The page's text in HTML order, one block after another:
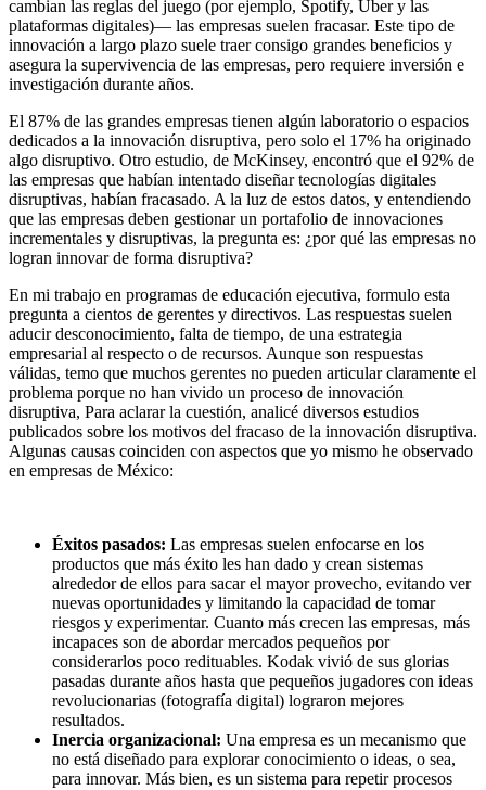
cambian las reglas del juego (por ejemplo, Spotify, Uber y las
plataformas digitales)— las empresas suelen fracasar. Este tipo de
innovación a largo plazo suele traer consigo grandes beneficios y
asegura la supervivencia de las empresas, pero requiere inversión e
investigación durante años.
El 87% de las grandes empresas tienen algún laboratorio o espacios
dedicados a la innovación disruptiva, pero solo el 17% ha originado
algo disruptivo. Otro estudio, de McKinsey, encontró que el 92% de
las empresas que habían intentado diseñar tecnologías digitales
disruptivas, habían fracasado. A la luz de estos datos, y entendiendo
que las empresas deben gestionar un portafolio de innovaciones
incrementales y disruptivas, la pregunta es: ¿por qué las empresas no
logran innovar de forma disruptiva?
En mi trabajo en programas de educación ejecutiva, formulo esta
pregunta a cientos de gerentes y directivos. Las respuestas suelen
aducir desconocimiento, falta de tiempo, de una estrategia
empresarial al respecto o de recursos. Aunque son respuestas
válidas, temo que muchos gerentes no pueden articular claramente el
problema porque no han vivido un proceso de innovación
disruptiva, Para aclarar la cuestión, analicé diversos estudios
publicados sobre los motivos del fracaso de la innovación disruptiva.
Algunas causas coinciden con aspectos que yo mismo he observado
en empresas de México:
Éxitos pasados: Las empresas suelen enfocarse en los
productos que más éxito les han dado y crean sistemas
alrededor de ellos para sacar el mayor provecho, evitando ver
nuevas oportunidades y limitando la capacidad de tomar
riesgos y experimentar. Cuanto más crecen las empresas, más
incapaces son de abordar mercados pequeños por
considerarlos poco redituables. Kodak vivió de sus glorias
pasadas durante años hasta que pequeños jugadores con ideas
revolucionarias (fotografía digital) lograron mejores
resultados.
Inercia organizacional: Una empresa es un mecanismo que
no está diseñado para explorar conocimiento o ideas, o sea,
para innovar. Más bien, es un sistema para repetir procesos